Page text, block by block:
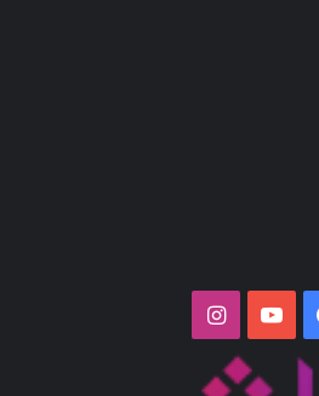
فيسبوك‫YouTubeانستقرام